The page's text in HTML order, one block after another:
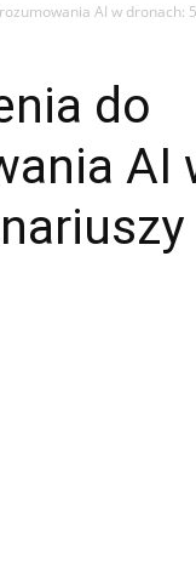
AI w dronach:
do
AI